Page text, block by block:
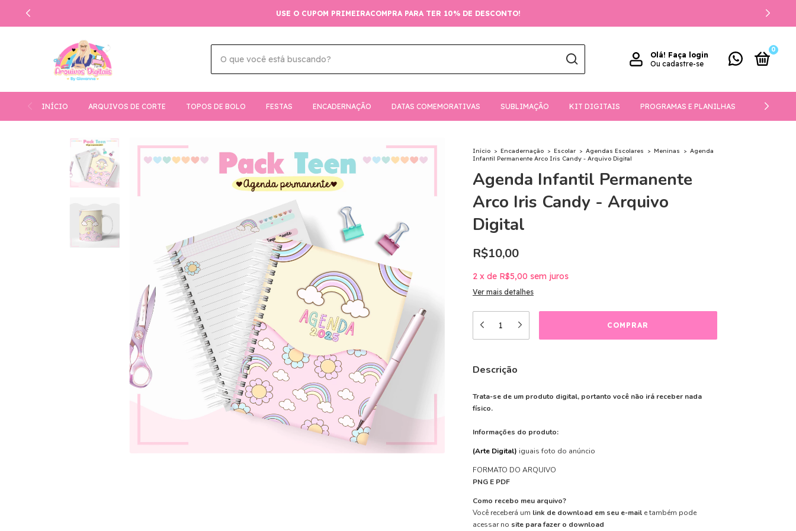
USE O CUPOM PRIMEIRACOMPRA PARA TER 10% DE DESCONTO!
Olá! Faça login
Ou cadastre-se
0
INÍCIO ARQUIVOS DE CORTE TOPOS DE BOLO FESTAS ENCADERNAÇÃO DATAS COMEMORATIVAS SUBLIMAÇÃO KIT DIGITAIS PROGRAMAS E PLANILHAS
Início > Encadernação > Escolar > Agendas Escolares > Meninas > Agenda
Infantil Permanente Arco Iris Candy - Arquivo Digital
Agenda Infantil Permanente
Arco Iris Candy - Arquivo
Digital
R$10,00
2 x de R$5,00 sem juros
Ver mais detalhes
Descrição
Trata-se de um produto digital, portanto você não irá receber nada
físico.
Informações do produto:
(Arte Digital) iguais foto do anúncio
FORMATO DO ARQUIVO
PNG E PDF
Como recebo meu arquivo?
Você receberá um link de download em seu e-mail e também pode
acessar no site para fazer o download